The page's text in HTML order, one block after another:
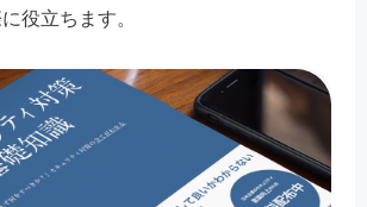
役立ちます。